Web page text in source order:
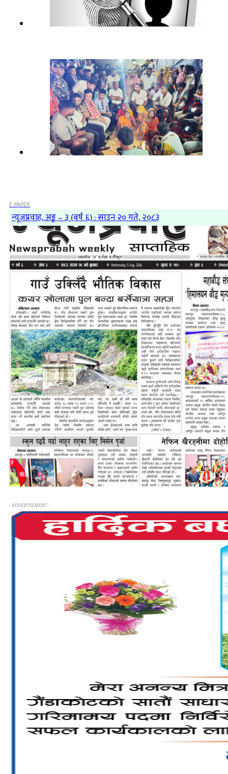
E-PAPER
न्यूजप्रवाह, अङ्क – ३ (वर्ष ६) : साउन २० गते, २०८३
- ADVERTISEMENT -